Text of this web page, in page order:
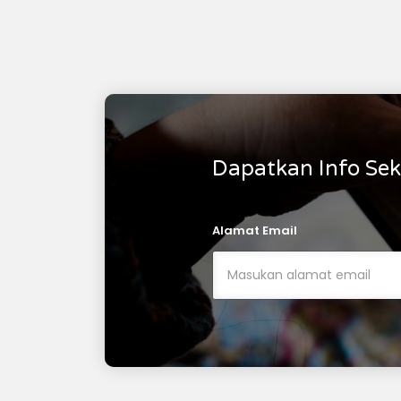
Arab.4.Membiasakan adab dan
akhlak mulia dalam seluruh
aktivitas
sekolah.5.Menumbuhkan
kemandirian, kedisiplinan, dan
tanggung jawab sejak usia dini.6.
dengan orang tua dalam proses
pendidikan.TAGELINE : Quba,
Sekolah Pondasi PROGRAM :1.
I'DAD (Persiapan SD)2. SD3. SMP4.
RTQ 5. TPQ Semua atas karunia
Alloh.Semoga Alloh
memudahkan niat kami dalam
Dapatkan Info
Alamat Email